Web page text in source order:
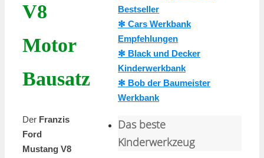
V8
Motor
Bausatz
Der Franzis
Ford
Mustang V8
Bestseller
✻ Cars Werkbank
Empfehlungen
✻ Black und Decker
Kinderwerkbank
✻ Bob der Baumeister
Werkbank
Das beste
Kinderwerkzeug